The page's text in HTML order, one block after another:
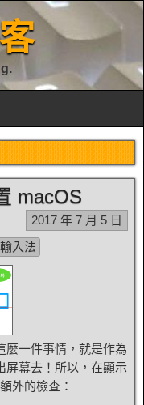
macOS
2017 年 7 月 5 日
入法
麼一件事情，就是作為
屏幕去！所以，在顯示
外的檢查：